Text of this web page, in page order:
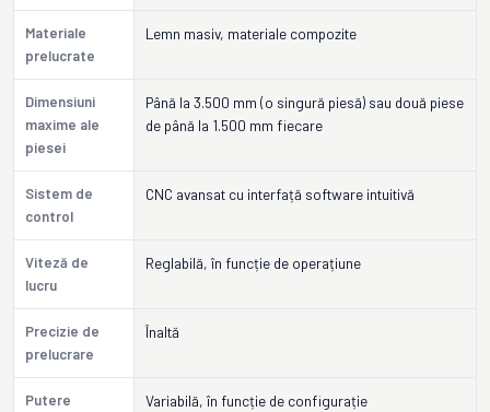
Materiale
prelucrate
Lemn masiv, materiale compozite
Dimensiuni
maxime ale
piesei
Până la 3.500 mm (o singură piesă) sau două piese
de până la 1.500 mm fiecare
Sistem de
control
CNC avansat cu interfață software intuitivă
Viteză de
lucru
Reglabilă, în funcție de operațiune
Precizie de
prelucrare
Înaltă
Putere
Variabilă, în funcție de configurație